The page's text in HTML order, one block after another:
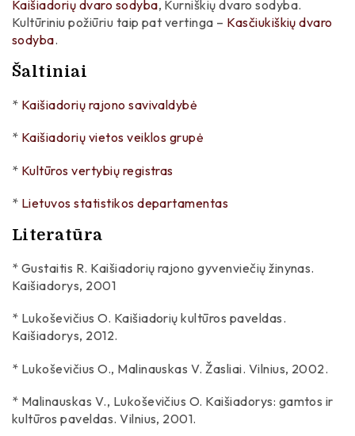
Kaišiadorių dvaro sodyba, Kurniškių dvaro sodyba.
Kultūriniu požiūriu taip pat vertinga – Kasčiukiškių dvaro
sodyba.
Šaltiniai
* Kaišiadorių rajono savivaldybė
* Kaišiadorių vietos veiklos grupė
* Kultūros vertybių registras
* Lietuvos statistikos departamentas
Literatūra
* Gustaitis R. Kaišiadorių rajono gyvenviečių žinynas.
Kaišiadorys, 2001
* Lukoševičius O. Kaišiadorių kultūros paveldas.
Kaišiadorys, 2012.
* Lukoševičius O., Malinauskas V. Žasliai. Vilnius, 2002.
* Malinauskas V., Lukoševičius O. Kaišiadorys: gamtos ir
kultūros paveldas. Vilnius, 2001.